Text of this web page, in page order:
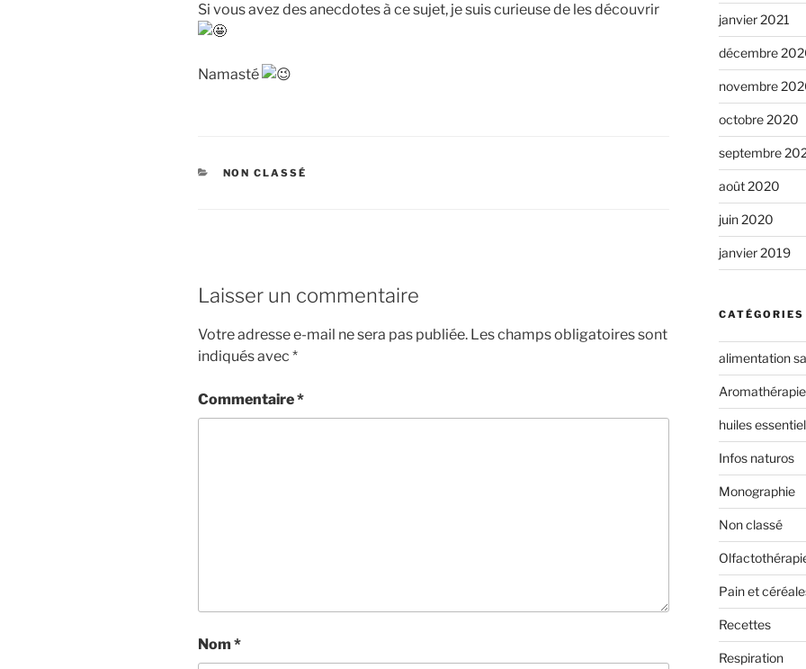
Si vous avez des anecdotes à ce sujet, je suis curieuse de les découvrir
Namasté
CATÉGORIES
NON CLASSÉ
Laisser un commentaire
Votre adresse e-mail ne sera pas publiée. Les champs obligatoires sont
indiqués avec *
Commentaire*
Nom *
janvier 2021
décembre
novembre
octobre 2020
septembre
août 2020
juin 2020
janvier 2019
CATÉGORIES
alimentation
Aromathérapie
huiles
Infos naturos
Monographie
Non classé
Pain et
Recettes
Respiration